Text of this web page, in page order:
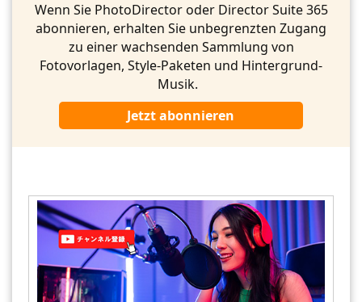
Wenn Sie PhotoDirector oder Director Suite 365
abonnieren, erhalten Sie unbegrenzten Zugang
zu einer wachsenden Sammlung von
Fotovorlagen, Style-Paketen und Hintergrund-
Musik.
Jetzt abonnieren